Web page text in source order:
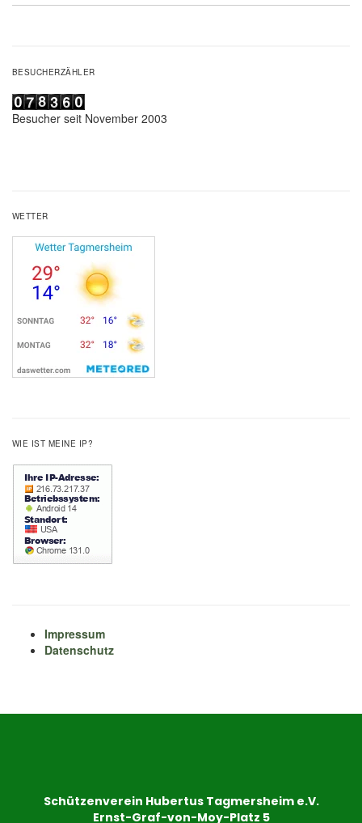
BESUCHERZÄHLER
Besucher seit November 2003
WETTER
WIE IST MEINE IP?
Impressum
Datenschutz
Schützenverein Hubertus Tagmersheim e.V.
Ernst-Graf-von-Moy-Platz 5